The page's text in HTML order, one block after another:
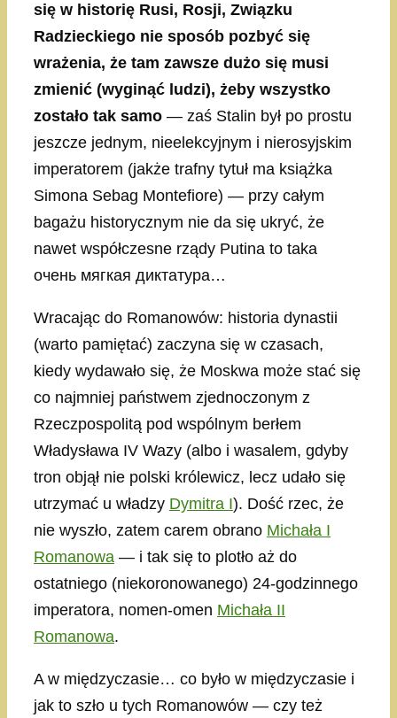
się w historię Rusi, Rosji, Związku
Radzieckiego nie sposób pozbyć się
wrażenia, że tam zawsze dużo się musi
zmienić (wyginąć ludzi), żeby wszystko
zostało tak samo — zaś Stalin był po prostu
jeszcze jednym, nieelekcyjnym i nierosyjskim
imperatorem (jakże trafny tytuł ma książka
Simona Sebag Montefiore) — przy całym
bagażu historycznym nie da się ukryć, że
nawet współczesne rządy Putina to taka
очень мягкая диктатура…
Wracając do Romanowów: historia dynastii
(warto pamiętać) zaczyna się w czasach,
kiedy wydawało się, że Moskwa może stać się
co najmniej państwem zjednoczonym z
Rzeczpospolitą pod wspólnym berłem
Władysława IV Wazy (albo i wasalem, gdyby
tron objął nie polski królewicz, lecz udało się
utrzymać u władzy Dymitra I). Dość rzec, że
nie wyszło, zatem carem obrano Michała I
Romanowa — i tak się to plotło aż do
ostatniego (niekoronowanego) 24-godzinnego
imperatora, nomen-omen Michała II
Romanowa.
A w międzyczasie… co było w międzyczasie i
jak to szło u tych Romanowów — czy też